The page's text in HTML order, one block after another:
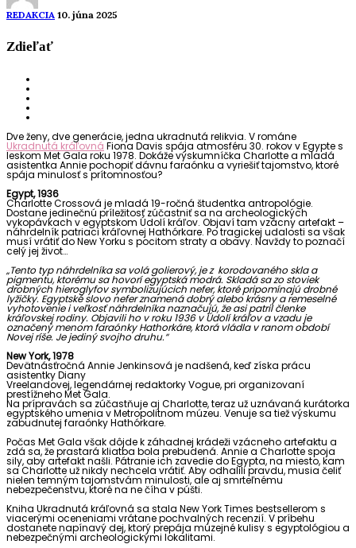
REDAKCIA 10. júna 2025
Zdieľať
Dve ženy, dve generácie, jedna ukradnutá relikvia. V románe
Ukradnutá kráľovná Fiona Davis spája atmosféru 30. rokov v Egypte s
leskom Met Gala roku 1978. Dokáže výskumníčka Charlotte a mladá
asistentka Annie pochopiť dávnu faraónku a vyriešiť tajomstvo, ktoré
spája minulosť s prítomnosťou?
Egypt, 1936
Charlotte Crossová je mladá 19-ročná študentka antropológie.
Dostane jedinečnú príležitosť zúčastniť sa na archeologických
vykopávkach v egyptskom Údolí kráľov. Objaví tam vzácny artefakt –
náhrdelník patriaci kráľovnej Hathórkare. Po tragickej udalosti sa však
musí vrátiť do New Yorku s pocitom straty a obavy. Navždy to poznačí
celý jej život…
„Tento typ náhrdelníka sa volá golierový, je z korodovaného skla a
pigmentu, ktorému sa hovorí egyptská modrá. Skladá sa zo stoviek
drobných hieroglyfov symbolizujúcich nefer, ktoré pripomínajú drobné
lyžičky. Egyptské slovo nefer znamená dobrý alebo krásny a remeselné
vyhotovenie i veľkosť náhrdelníka naznačujú, že asi patril členke
kráľovskej rodiny. Objavili ho v roku 1936 v Údolí kráľov a vzadu je
označený menom faraónky Hathorkáre, ktorá vládla v ranom období
Novej ríše. Je jediný svojho druhu.“
New York, 1978
Devätnásťročná Annie Jenkinsová je nadšená, keď získa prácu
asistentky Diany
Vreelandovej, legendárnej redaktorky Vogue, pri organizovaní
prestížneho Met Gala.
Na prípravách sa zúčastňuje aj Charlotte, teraz už uznávaná kurátorka
egyptského umenia v Metropolitnom múzeu. Venuje sa tiež výskumu
zabudnutej faraónky Hathórkare.
Počas Met Gala však dôjde k záhadnej krádeži vzácneho artefaktu a
zdá sa, že prastará kliatba bola prebudená. Annie a Charlotte spoja
sily, aby artefakt našli. Pátranie ich zavedie do Egypta, na miesto, kam
sa Charlotte už nikdy nechcela vrátiť. Aby odhalili pravdu, musia čeliť
nielen temným tajomstvám minulosti, ale aj smrteľnému
nebezpečenstvu, ktoré na ne číha v púšti.
Kniha Ukradnutá kráľovná sa stala New York Times bestsellerom s
viacerými oceneniami vrátane pochvalných recenzií. V príbehu
dostanete napínavý dej, ktorý prepája múzejné kulisy s egyptológiou a
nebezpečnými archeologickými lokalitami.